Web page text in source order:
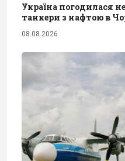
Україна погодилася
танкери з нафтою в
08.08.2026